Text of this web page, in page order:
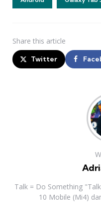
Share this article
Twitter
Talk = Do Something
10 Mobile (Mi4)